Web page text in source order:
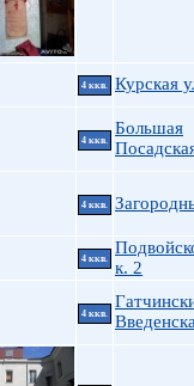
4 ккв. Курская
4 ккв.
Большая
4 ккв.
4 ккв.
к. 2
4 ккв.